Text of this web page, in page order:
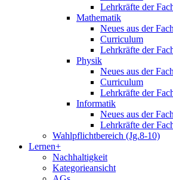
Lehrkräfte der
Mathematik
Neues aus der
Curriculum
Lehrkräfte der
Physik
Neues aus der
Curriculum
Lehrkräfte der
Informatik
Neues aus der
Lehrkräfte der
Wahlpflichtbereich (Jg.8-10)
Lernen+
Nachhaltigkeit
Kategorieansicht